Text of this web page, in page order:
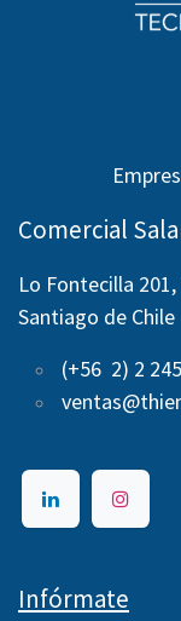
Comercial
Lo Fontecilla
Santiago de Chile
(+56 2) 2
Infórmate